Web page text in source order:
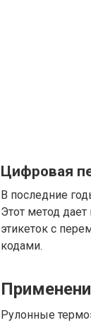
Цифровая
В последние
Этот метод
этикеток с
кодами.
Рулонные